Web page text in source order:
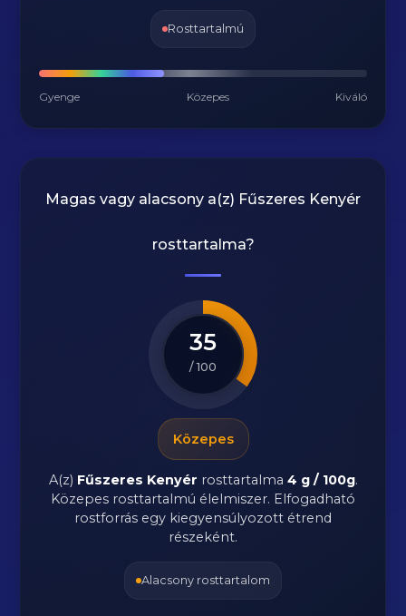
Rosttartalmú
Gyenge Közepes Kiváló
Magas vagy alacsony a(z) Fűszeres Kenyér
rosttartalma?
35
/ 100
Közepes
A(z) Fűszeres Kenyér rosttartalma 4 g / 100g.
Közepes rosttartalmú élelmiszer. Elfogadható
rostforrás egy kiegyensúlyozott étrend
részeként.
Alacsony rosttartalom